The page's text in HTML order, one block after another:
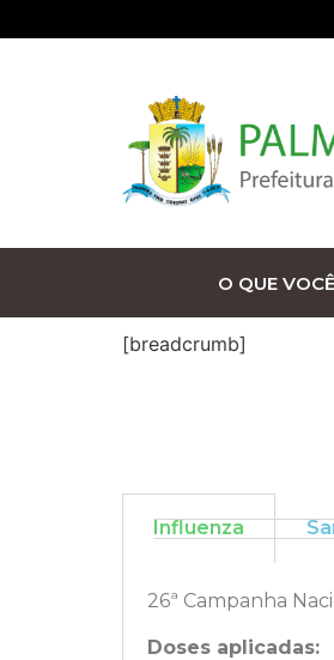
O QUE
[breadcrumb]
Influenza
26ª Campanha
Doses aplicadas: